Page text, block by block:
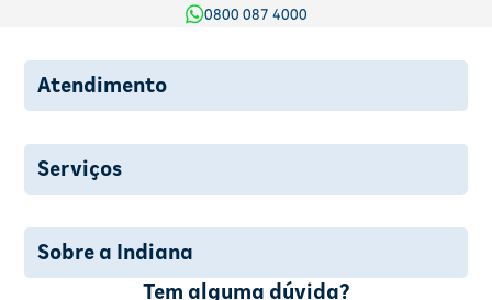
0800 087 4000
Atendimento
Serviços
Sobre a Indiana
Tem alguma dúvida?